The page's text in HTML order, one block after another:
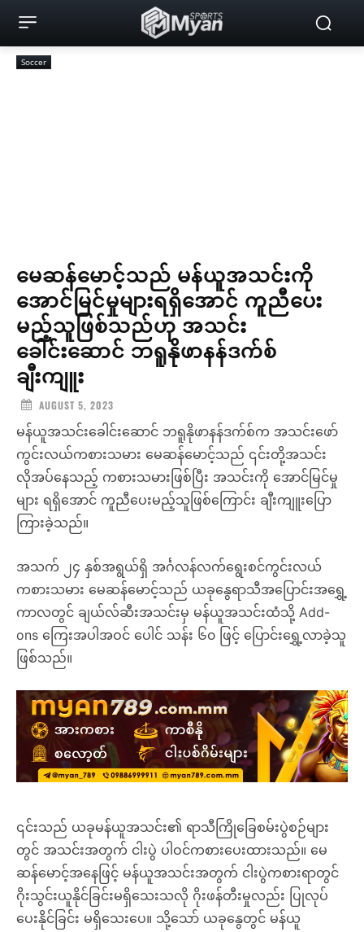
Soccer
မေဆန်မောင့်သည် မန်ယူအသင်းကို
အောင်မြင်မှုများရရှိအောင် ကူညီပေး
မည့်သူဖြစ်သည်ဟု အသင်း
ခေါင်းဆောင် ဘရူနိုဖာနန်ဒက်စ်
ချီးကျူး
AUGUST 5, 2023
မန်ယူအသင်းခေါင်းဆောင် ဘရူနိုဖာနန်ဒက်စ်က အသင်းဖော်
ကွင်းလယ်ကစားသမား မေဆန်မောင့်သည် ၎င်းတို့အသင်း
လိုအပ်နေသည့် ကစားသမားဖြစ်ပြီး အသင်းကို အောင်မြင်မှု
များ ရရှိအောင် ကူညီပေးမည့်သူဖြစ်ကြောင်း ချီးကျူးပြော
ကြားခဲ့သည်။
အသက် ၂၄ နှစ်အရွယ်ရှိ အင်္ဂလန်လက်ရွေးစင်ကွင်းလယ်
ကစားသမား မေဆန်မောင့်သည် ယခုနွေရာသီအပြောင်းအရွှေ့
ကာလတွင် ချယ်လ်ဆီးအသင်းမှ မန်ယူအသင်းထံသို့ Add-
ons ကြေးအပါအဝင် ပေါင် သန်း ၆၀ ဖြင့် ပြောင်းရွှေ့လာခဲ့သူ
ဖြစ်သည်။
၎င်းသည် ယခုမန်ယူအသင်း၏ ရာသီကြိုခြေစမ်းပွဲစဉ်များ
တွင် အသင်းအတွက် ငါးပွဲ ပါဝင်ကစားပေးထားသည်။ မေ
ဆန်မောင့်အနေဖြင့် မန်ယူအသင်းအတွက် ငါးပွဲကစားရာတွင်
ဂိုးသွင်းယူနိုင်ခြင်းမရှိသေးသလို ဂိုးဖန်တီးမှုလည်း ပြုလုပ်
ပေးနိုင်ခြင်း မရှိသေးပေ။ သို့သော် ယခုနွေတွင် မန်ယူ